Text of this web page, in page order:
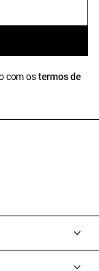
com ostermos de